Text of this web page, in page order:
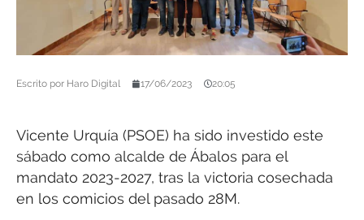
Escrito por Haro Digital 17/06/2023 20:05
Vicente Urquía (PSOE) ha sido investido este
sábado como alcalde de Ábalos para el
mandato 2023-2027, tras la victoria cosechada
en los comicios del pasado 28M.